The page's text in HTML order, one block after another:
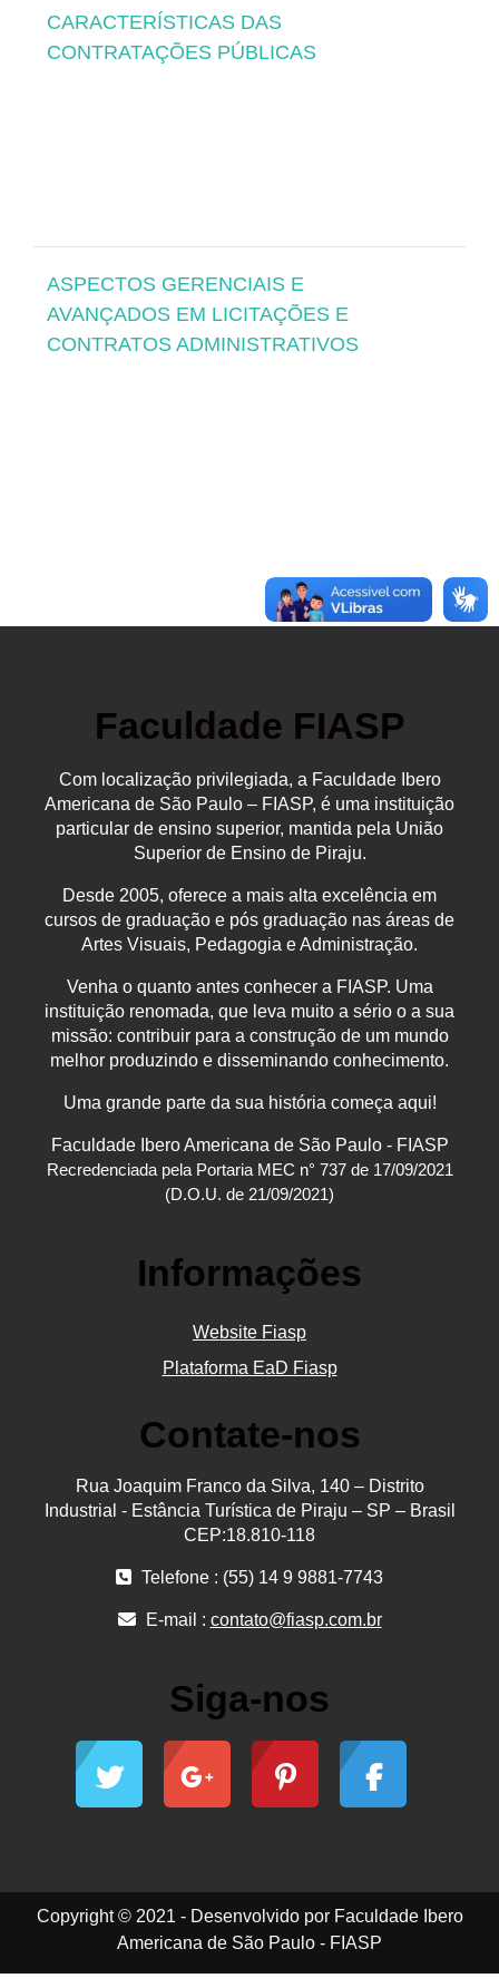
CARACTERÍSTICAS DAS
CONTRATAÇÕES PÚBLICAS
ASPECTOS GERENCIAIS E
AVANÇADOS EM LICITAÇÕES E
CONTRATOS ADMINISTRATIVOS
Faculdade FIASP
Com localização privilegiada, a Faculdade Ibero
Americana de São Paulo – FIASP, é uma instituição
particular de ensino superior, mantida pela União
Superior de Ensino de Piraju.
Desde 2005, oferece a mais alta excelência em
cursos de graduação e pós graduação nas áreas de
Artes Visuais, Pedagogia e Administração.
Venha o quanto antes conhecer a FIASP. Uma
instituição renomada, que leva muito a sério o a sua
missão: contribuir para a construção de um mundo
melhor produzindo e disseminando conhecimento.
Uma grande parte da sua história começa aqui!
Faculdade Ibero Americana de São Paulo - FIASP
Recredenciada pela Portaria MEC n° 737 de 17/09/2021
(D.O.U. de 21/09/2021)
Informações
Website Fiasp
Plataforma EaD Fiasp
Contate-nos
Rua Joaquim Franco da Silva, 140 – Distrito
Industrial - Estância Turística de Piraju – SP – Brasil
CEP:18.810-118
Telefone : (55) 14 9 9881-7743
E-mail : contato@fiasp.com.br
Siga-nos
Copyright © 2021 - Desenvolvido por Faculdade Ibero
Americana de São Paulo - FIASP